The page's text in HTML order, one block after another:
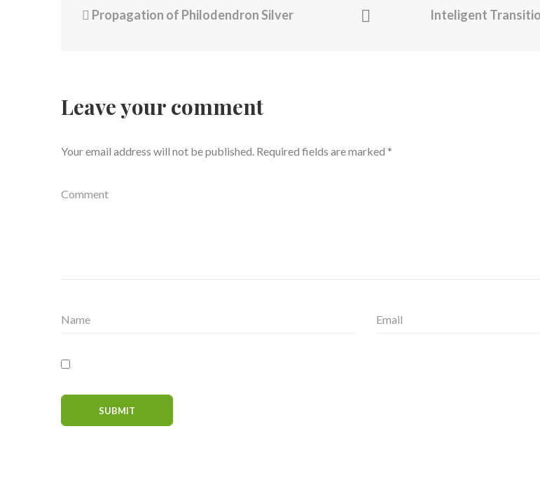
Propagation of Philodendron Silver Inteligent
Leave your comment
Your email address will not be published. Required fields are marked *